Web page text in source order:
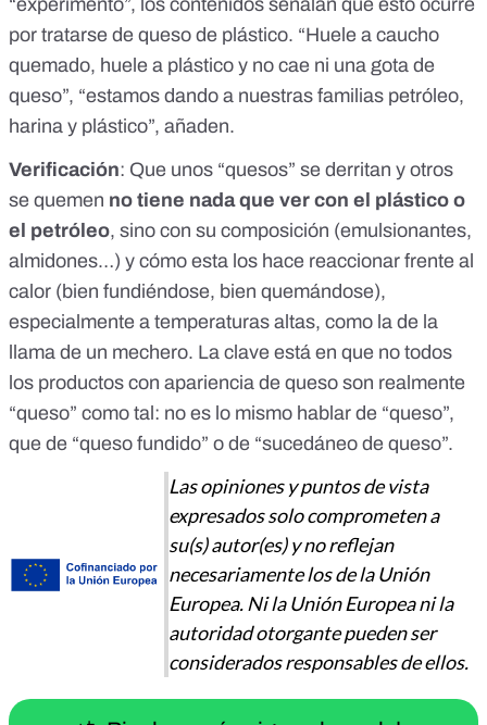
“experimento”, los contenidos señalan que esto ocurre
por tratarse de queso de plástico. “Huele a caucho
quemado, huele a plástico y no cae ni una gota de
queso”, “estamos dando a nuestras familias petróleo,
harina y plástico”, añaden.
Verificación: Que unos “quesos” se derritan y otros
se quemen no tiene nada que ver con el plástico o
el petróleo, sino con su composición (emulsionantes,
almidones…) y cómo esta los hace reaccionar frente al
calor (bien fundiéndose, bien quemándose),
especialmente a temperaturas altas, como la de la
llama de un mechero. La clave está en que no todos
los productos con apariencia de queso son realmente
“queso” como tal: no es lo mismo hablar de “queso”,
que de “queso fundido” o de “sucedáneo de queso”.
Las opiniones y puntos de vista
expresados solo comprometen a
su(s) autor(es) y no reflejan
necesariamente los de la Unión
Europea. Ni la Unión Europea ni la
autoridad otorgante pueden ser
considerados responsables de ellos.